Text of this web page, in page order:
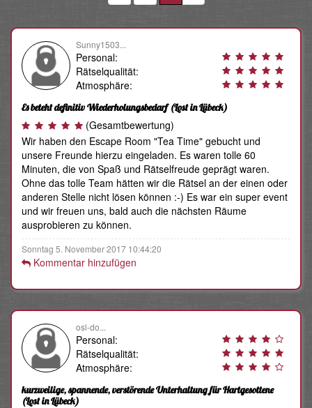
Sunny1503...
Personal:
Rätselqualität:
Atmosphäre:
Es beteht definitiv Wiederholungsbedarf(Lost in Lübeck)
(Gesamtbewertung)
Wir haben den Escape Room "Tea Time" gebucht und
unsere Freunde hierzu eingeladen. Es waren tolle 60
Minuten, die von Spaß und Rätselfreude geprägt waren.
Ohne das tolle Team hätten wir die Rätsel an der einen oder
anderen Stelle nicht lösen können :-) Es war ein super event
und wir freuen uns, bald auch die nächsten Räume
ausprobieren zu können.
Sonntag 5. November 2017 10:44:20
Kommentar hinzufügen
osl-do...
Personal:
Rätselqualität:
Atmosphäre:
kurzweilige, spannende, verstörende Unterhaltung für Hartgesottene
(Lost in Lübeck)